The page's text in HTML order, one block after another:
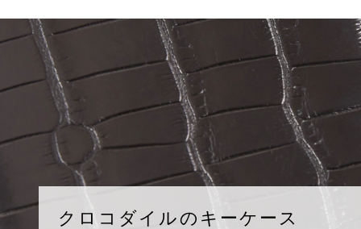
クロコダイルのキーケース